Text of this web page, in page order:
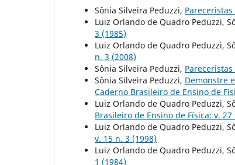
Sônia Silveira Peduzzi,
Luiz Orlando de Quadro Peduzzi,
3 (1985)
Luiz Orlando de Quadro Peduzzi,
n. 3 (2008)
Sônia Silveira Peduzzi,
Sônia Silveira Peduzzi, Demonstre
Caderno Brasileiro de Ensino de
Luiz Orlando de Quadro Peduzzi,
Brasileiro de Ensino de Física: v. 27
Luiz Orlando de Quadro Peduzzi,
v. 15 n. 3 (1998)
Luiz Orlando de Quadro Peduzzi,
1 (1984)